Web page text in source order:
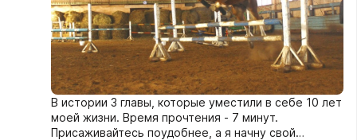
В истории 3 главы, которые уместили в себе 10 лет
моей жизни. Время прочтения - 7 минут.
Присаживайтесь поудобнее, а я начну свой